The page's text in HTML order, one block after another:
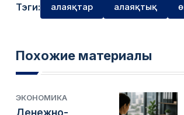
Тэги: алаяқтар алаяқтық
Похожие материалы
ЭКОНОМИКА
Денежно-